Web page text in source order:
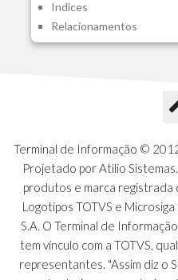
A1N - Tipos de Card
A1O - Cards Dashboard
A1P - Tipos de Charts
A1S - Notificacoes do
A1U - Intermediadores
A1V - Schemas - Gestao de
A1W - Campos do Schema
A1X - CFDI Complemento
A1Y - Carta Porte -
A1Z - Carta Porte -
A20 - Nota Explicativa - PCO
A21 - FONTES FINANC.PPA
Indices
Relacionamentos
Terminal de Informação ©
Projetado por Atilio
produtos e marca registrada
Logotipos TOTVS e
S.A. O Terminal de
tem vínculo com a TOTVS,
representantes. "Assim diz o